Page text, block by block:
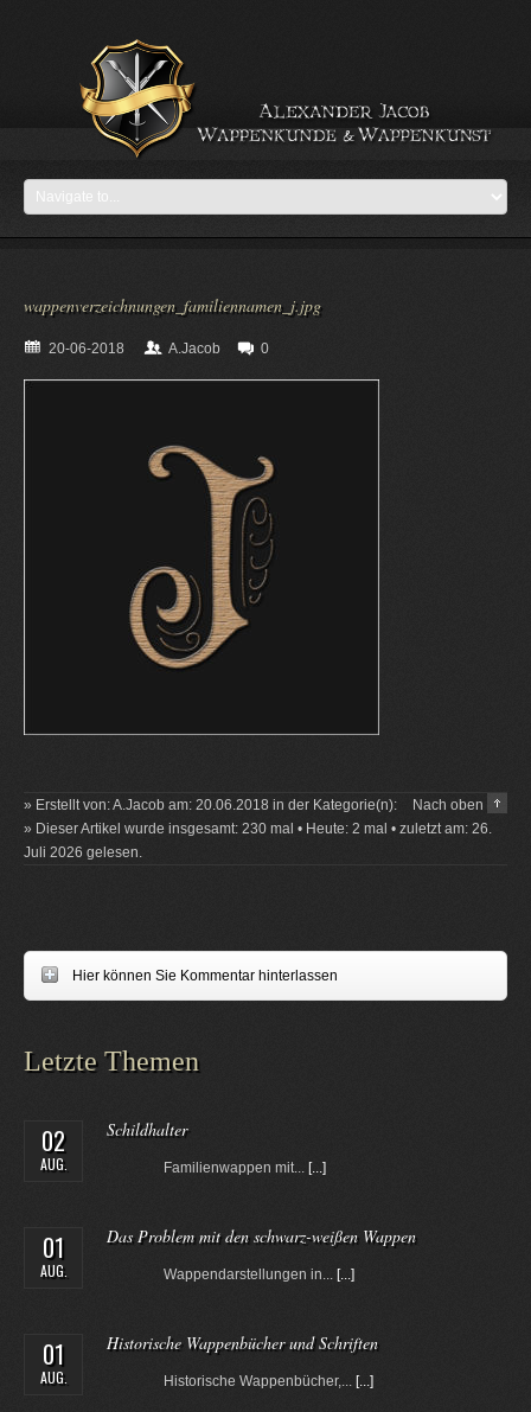
wappenverzeichnungen_familiennamen_j.jpg
20-06-2018 A.Jacob 0
Nach oben
» Erstellt von: A.Jacob am: 20.06.2018 in der Kategorie(n):
» Dieser Artikel wurde insgesamt: 230 mal • Heute: 2 mal • zuletzt am: 26.
Juli 2026 gelesen.
Hier können Sie Kommentar hinterlassen
Letzte Themen
02
AUG.
Schildhalter
Familienwappen mit... [...]
01
AUG.
Das Problem mit den schwarz-weißen Wappen
Wappendarstellungen in... [...]
01
AUG.
Historische Wappenbücher und Schriften
Historische Wappenbücher,... [...]